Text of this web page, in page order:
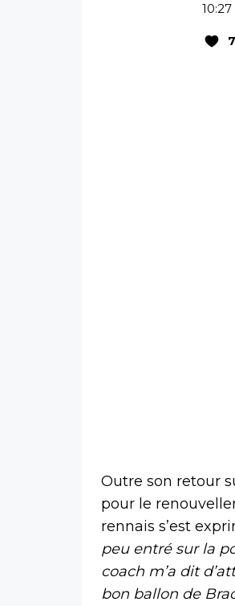
Outre son retour
pour le
rennais s’est
peu entré sur la
coach m’a dit
bon ballon de